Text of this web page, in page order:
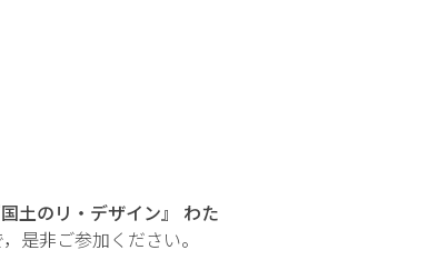
国土のリ・デザイン』 わた
是非ご参加ください。